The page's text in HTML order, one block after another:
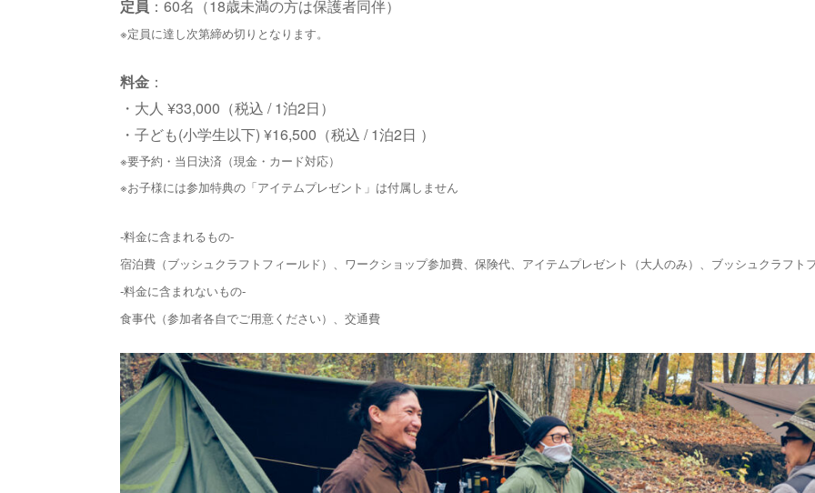
定員 ：60名（18歳未満の方は保護者同伴）
※定員に達し次第締め切りとなります。
料金 ：
・大人 ¥33,000（税込 / 1泊2日）
・子ども(小学生以下) ¥16,500（税込 / 1泊2日 ）
※要予約・当日決済（現金・カード対応）
※お子様には参加特典の「アイテムプレゼント」は付属しません
-料金に含まれるもの-
宿泊費（ブッシュクラフトフィールド）、ワークショップ参加費、保険代、アイテムプレゼント（大人のみ）、ブッシュクラフト
-料金に含まれないもの-
食事代（参加者各自でご用意ください）、交通費